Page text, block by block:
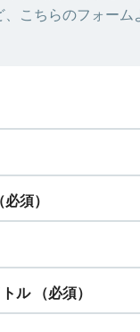
、こちらのフォーム
必須）
ル （必須）